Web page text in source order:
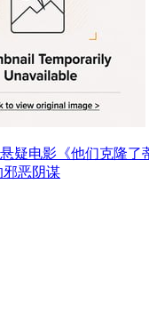
疑电影《他们克隆了
邪恶阴谋